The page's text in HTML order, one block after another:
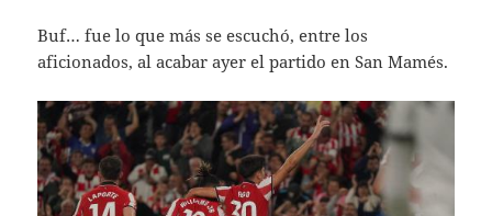
Buf… fue lo que más se escuchó, entre los
aficionados, al acabar ayer el partido en San Mamés.